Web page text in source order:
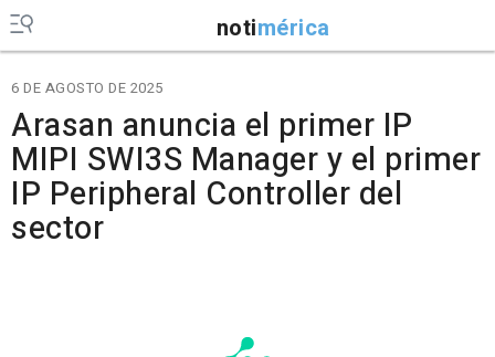
notimérica
6 DE AGOSTO DE 2025
Arasan anuncia el primer IP
MIPI SWI3S Manager y el primer
IP Peripheral Controller del
sector